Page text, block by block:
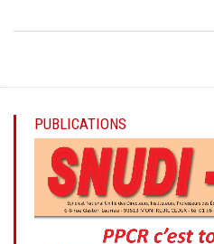
PUBLICATIONS